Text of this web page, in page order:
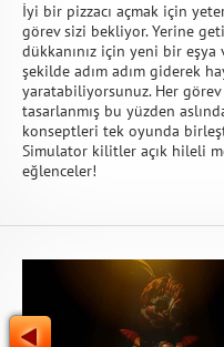
İyi bir pizzacı açmak için
görev sizi bekliyor. Yerine
dükkanınız için yeni bir
şekilde adım adım giderek
yaratabiliyorsunuz. Her
tasarlanmış bu yüzden
konseptleri tek oyunda
Simulator kilitler açık hileli
eğlenceler!